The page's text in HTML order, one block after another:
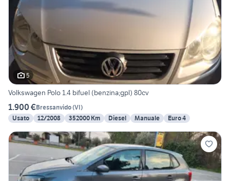
5
Volkswagen Polo 1.4 bifuel (benzina;gpl) 80cv
1.900 €Bressanvido(VI)
Usato
12/2008 352000 Km Diesel Manuale Euro 4